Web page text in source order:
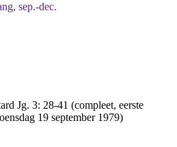
sep.-dec.
Jg. 3: 28-41 (compleet, eerste
19 september 1979)